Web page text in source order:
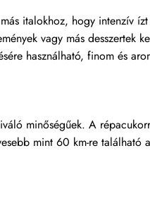
italokhoz, hogy intenzív
vagy más
használható, finom és
minőségűek. A
mint 60 km-re található